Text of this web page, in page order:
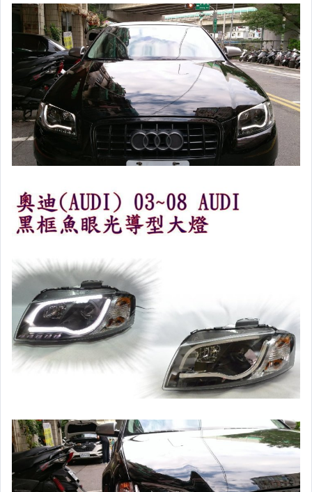
MAZDA OBD2 升級防盜系統
電裝產品類(雜項)
電子油門加速器
HUD抬頭顯示器(GPS款)
HUD抬頭顯示器(OBD2款)
HUD抬頭顯示器(搭線款)
HUD抬頭顯示器+胎壓偵測 二合一
胎壓偵測器
倒車雷達
前偵測雷達
前偵測雷達 開關+線組
行車上鎖,速控.煞控
車頂探照燈
車門禮儀燈.車門防撞燈
汽車防盜系列